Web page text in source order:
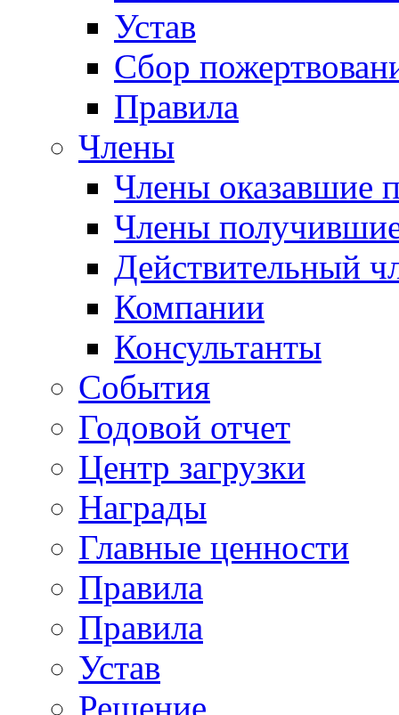
Устав
Сбор
Правила
Члены
Члены оказавшие
Члены
Действительный
Компании
Консультанты
События
Годовой отчет
Центр загрузки
Награды
Главные ценности
Правила
Правила
Устав